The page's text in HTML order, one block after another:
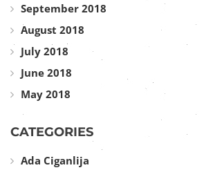
September 2018
August 2018
July 2018
June 2018
May 2018
CATEGORIES
Ada Ciganlija